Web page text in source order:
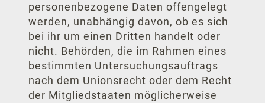
personenbezogene Daten offengelegt
werden, unabhängig davon, ob es sich
bei ihr um einen Dritten handelt oder
nicht. Behörden, die im Rahmen eines
bestimmten Untersuchungsauftrags
nach dem Unionsrecht oder dem Recht
der Mitgliedstaaten möglicherweise